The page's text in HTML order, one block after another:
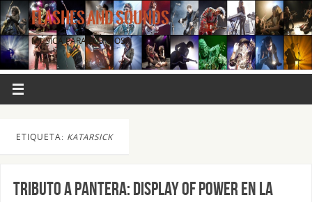
FLASHES AND SOUNDS
MÚSICA PARA LOS OJOS.
ETIQUETA: KATARSICK
Tributo a Pantera: DISPLAY OF POWER en la